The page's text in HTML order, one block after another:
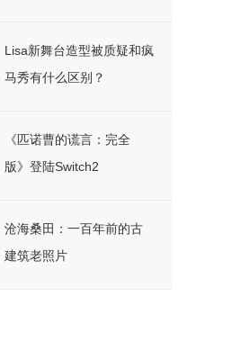
Lisa新舞台造型被质疑和疯
马秀有什么区别？
《匹诺曹的谎言：完全
版》登陆Switch2
沧海桑田：一百年前的古
建筑老照片